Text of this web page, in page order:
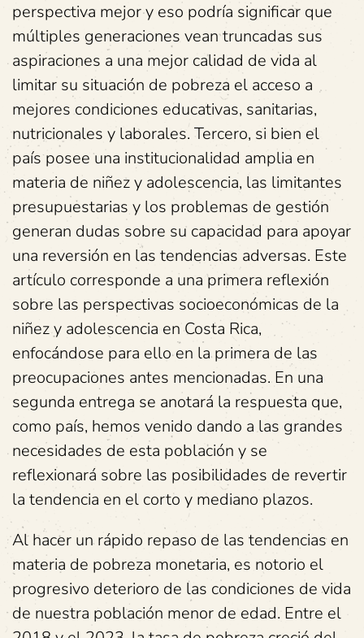
perspectiva mejor y eso podría significar que
múltiples generaciones vean truncadas sus
aspiraciones a una mejor calidad de vida al
limitar su situación de pobreza el acceso a
mejores condiciones educativas, sanitarias,
nutricionales y laborales. Tercero, si bien el
país posee una institucionalidad amplia en
materia de niñez y adolescencia, las limitantes
presupuestarias y los problemas de gestión
generan dudas sobre su capacidad para apoyar
una reversión en las tendencias adversas. Este
artículo corresponde a una primera reflexión
sobre las perspectivas socioeconómicas de la
niñez y adolescencia en Costa Rica,
enfocándose para ello en la primera de las
preocupaciones antes mencionadas. En una
segunda entrega se anotará la respuesta que,
como país, hemos venido dando a las grandes
necesidades de esta población y se
reflexionará sobre las posibilidades de revertir
la tendencia en el corto y mediano plazos.
Al hacer un rápido repaso de las tendencias en
materia de pobreza monetaria, es notorio el
progresivo deterioro de las condiciones de vida
de nuestra población menor de edad. Entre el